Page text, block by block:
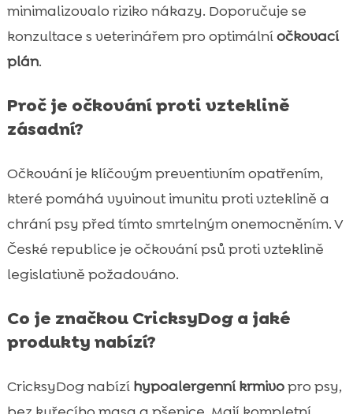
minimalizovalo riziko nákazy. Doporučuje se
konzultace s veterinářem pro optimálníočkovací
plán.
Proč je očkování proti vzteklině
zásadní?
Očkování je klíčovým preventivním opatřením,
které pomáhá vyvinout imunitu proti vzteklině a
chrání psy před tímto smrtelným onemocněním. V
České republice je očkování psů proti vzteklině
legislativně požadováno.
Co je značkou CricksyDog a jaké
produkty nabízí?
CricksyDog nabízí hypoalergenní krmivopro psy,